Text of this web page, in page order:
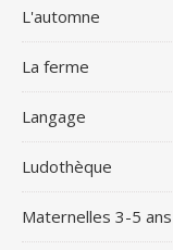
L'automne
La ferme
Langage
Ludothèque
Maternelles 3-5 ans